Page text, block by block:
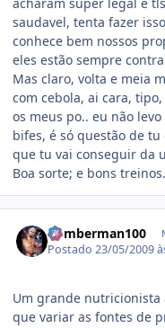
saudavel, tenta fazer
conhece bem nossos
eles estão sempre
Mas claro, volta e meia
com cebola, ai cara,
os meus po.. eu não
bifes, é só questão de
que tu vai conseguir da
Boa sorte; e bons treinos.
bomberman100
Postado23/05/2009
Um grande nutricionista
que variar as fontes de